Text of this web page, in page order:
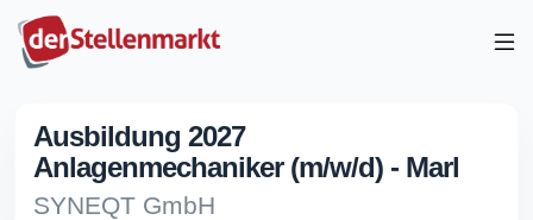
Ausbildung 2027
Anlagenmechaniker (m/w/d) - Marl
SYNEQT GmbH